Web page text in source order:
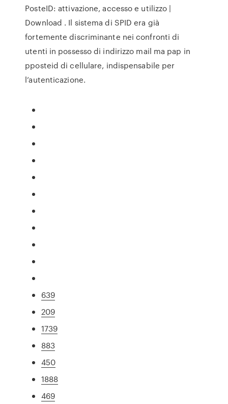
PosteID: attivazione, accesso e utilizzo |
Download . Il sistema di SPID era già
fortemente discriminante nei confronti di
utenti in possesso di indirizzo mail ma pap in
pposteid di cellulare, indispensabile per
l’autenticazione.
639
209
1739
883
450
1888
469